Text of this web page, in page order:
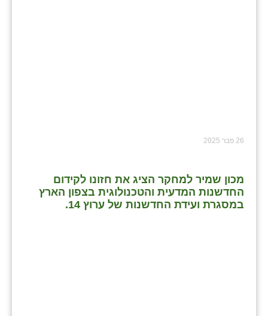
26 פבר 2025
מכון שמיר למחקר הציג את חזונו לקידום
החדשנות המדעית והטכנולוגית בצפון הארץ
במסגרת ועידת החדשנות של ערוץ 14.